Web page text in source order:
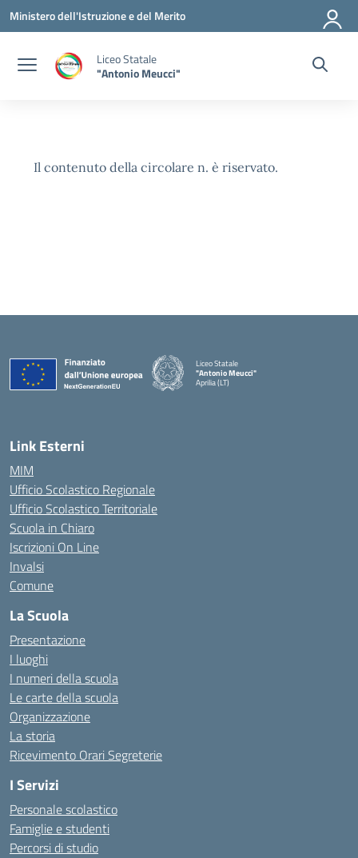
Vai ai contenuti
Vai al menu di navigazione
Vai al footer
Ministero dell'Istruzione e del Merito
Liceo Statale
"Antonio Meucci"
Il contenuto della circolare n. è riservato.
Liceo Statale
"Antonio Meucci"
Aprilia (LT)
Link Esterni
MIM
Ufficio Scolastico Regionale
Ufficio Scolastico Territoriale
Scuola in Chiaro
Iscrizioni On Line
Invalsi
Comune
La Scuola
Presentazione
I luoghi
I numeri della scuola
Le carte della scuola
Organizzazione
La storia
Ricevimento Orari Segreterie
I Servizi
Personale scolastico
Famiglie e studenti
Percorsi di studio